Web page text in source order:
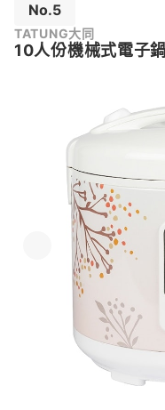
No.5
TATUNG大同
10人份機械式電子鍋